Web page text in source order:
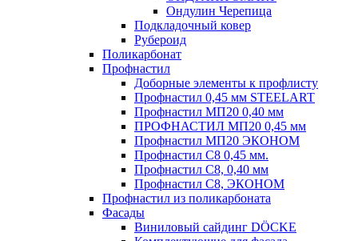
Ондулин Черепица
Подкладочный ковер
Рубероид
Поликарбонат
Профнастил
Доборные элементы к профлисту
Профнастил 0,45 мм STEELART
Профнастил МП20 0,40 мм
ПРОФНАСТИЛ МП20 0,45 мм
Профнастил МП20 ЭКОНОМ
Профнастил С8 0,45 мм.
Профнастил С8, 0,40 мм
Профнастил С8, ЭКОНОМ
Профнастил из поликарбоната
Фасады
Виниловый сайдинг DÖCKE